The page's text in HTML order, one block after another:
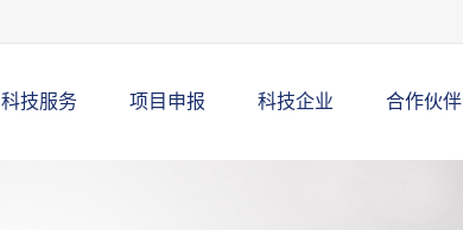
科技服务 项目申报 科技企业 合作伙伴